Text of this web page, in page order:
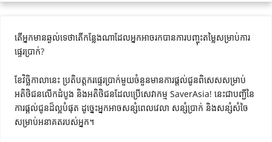
តើ​អ្នក​មាន​ឆ្ងល់​ទេ​ថា​តើ​កន្លែង​ណា​ដែល​អ្នក​អាច​រកបានការបញ្ចុះតម្លៃសម្រាប់ការ
ផ្ទេរ​ប្រាក់​?
ខែវិច្ឆិកាលា​នេះ ប្រតិបត្តករផ្ទេរប្រាក់មួយចំនួនមានការផ្តល់ជូនពិសេសសម្រាប់
អតិថិជនលើកដំបូង និងអតិថិជនដែលប្រើសេវាកម្ម SaverAsia! នេះ​ជា​បញ្ជី​នៃ
ការផ្តល់ជូន​ដ៏​ល្អ​បំផុត ដូច្នេះ​អ្នក​អាច​សន្សំ​ពេល​វេលា សន្សំ​ប្រាក់ និង​សន្សំ​សំចៃ​
សម្រាប់​អនាគត​របស់​អ្នក។